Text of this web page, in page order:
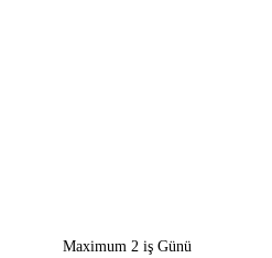
Maximum 2 iş Günü